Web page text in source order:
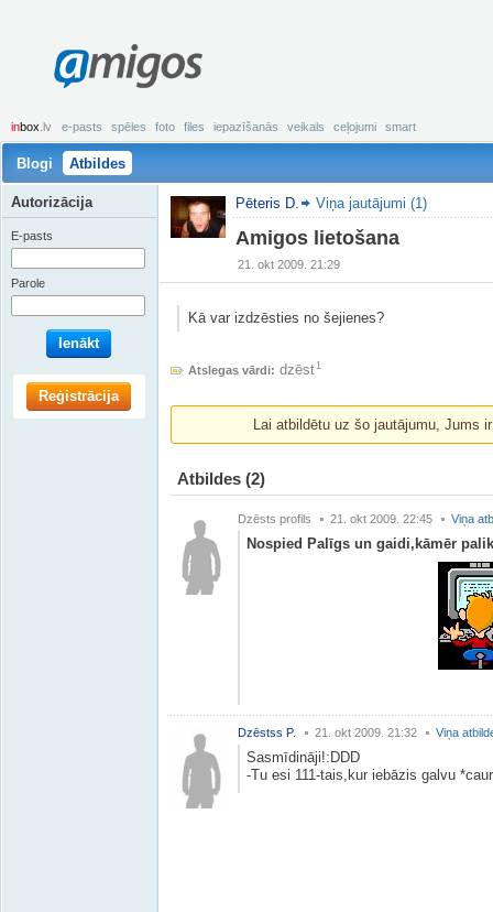
amigos
inbox .lv e-pasts spēles foto files iepazīšanās veikals ceļojumi smart
Blogi Atbildes
Pēteris D. Viņa jautājumi (1)
Amigos lietošana
21. okt 2009. 21:29
Kā var izdzēsties no šejienes?
Atslegas vārdi: dzēst1
Lai atbildētu uz šo jautājumu, Jums
Atbildes (2)
Dzēsts profils 21. okt 2009. 22:45 Viņa
Nospied Palīgs un gaidi,kāmēr
Dzēstss P. 21. okt 2009. 21:32 Viņa
Sasmīdināji!:DDD
-Tu esi 111-tais,kur iebāzis galvu
Autorizācija
E-pasts
Parole
Ienākt
Reģistrācija